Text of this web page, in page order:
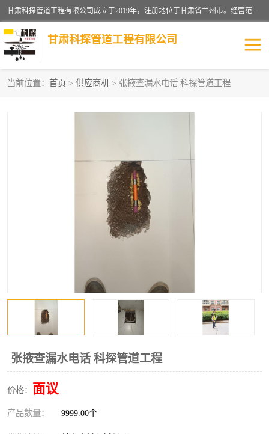
甘肃科探管道工程有限公司成立于2019年，注册地位于甘肃省兰州市。经营范围包括管道安装、清洗、疏通、维修、检测，防水工程，工程钻孔，化粪池清理，暖气安装，给排水管道安装维修，室内外管道如消防、供水、供热管道漏水检测定位，室内外防水堵漏等。
甘肃科探管道工程有限公司
当前位置： 首页 > 供应商机 > 张掖查漏水电话 科探管道工程
张掖查漏水电话 科探管道工程
价格： 面议
产品数量： 9999.00个
供热管道漏水 排水管道漏水
管道疏通